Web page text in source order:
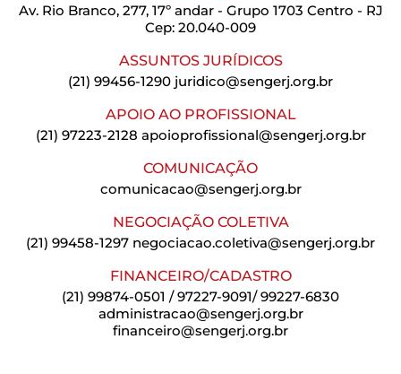
Av. Rio Branco, 277, 17º andar - Grupo 1703 Centro - RJ
Cep: 20.040-009
ASSUNTOS JURÍDICOS
(21) 99456-1290 juridico@sengerj.org.br
APOIO AO PROFISSIONAL
(21) 97223-2128 apoioprofissional@sengerj.org.br
COMUNICAÇÃO
comunicacao@sengerj.org.br
NEGOCIAÇÃO COLETIVA
(21) 99458-1297 negociacao.coletiva@sengerj.org.br
FINANCEIRO/CADASTRO
(21) 99874-0501 / 97227-9091/ 99227-6830
administracao@sengerj.org.br
financeiro@sengerj.org.br